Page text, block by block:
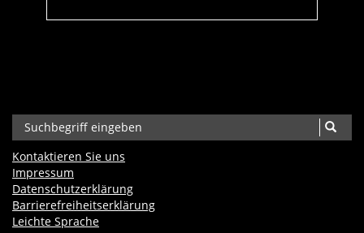
Kontaktieren Sie uns
Impressum
Datenschutzerklärung
Barrierefreiheits­erklärung
Leichte Sprache